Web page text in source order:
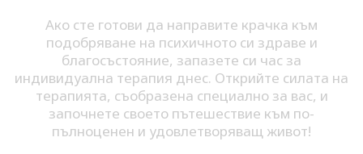
Ако сте готови да направите крачка към
подобряване на психичното си здраве и
благосъстояние, запазете си час за
индивидуална терапия днес. Открийте силата на
терапията, съобразена специално за вас, и
започнете своето пътешествие към по-
пълноценен и удовлетворяващ живот!